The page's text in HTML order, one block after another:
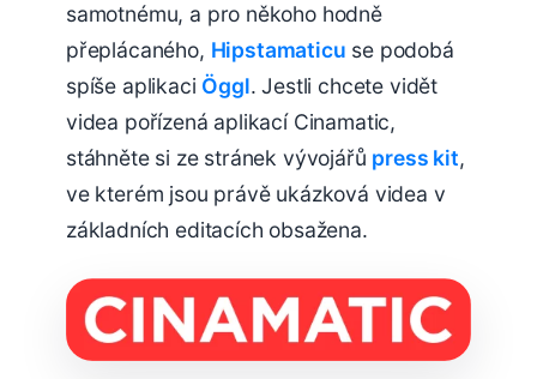
samotnému, a pro někoho hodně
přeplácaného, Hipstamaticu se podobá
spíše aplikaci Öggl. Jestli chcete vidět
videa pořízená aplikací Cinamatic,
stáhněte si ze stránek vývojářů press kit,
ve kterém jsou právě ukázková videa v
základních editacích obsažena.